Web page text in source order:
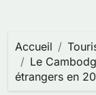
Accueil
Le
étrangers en